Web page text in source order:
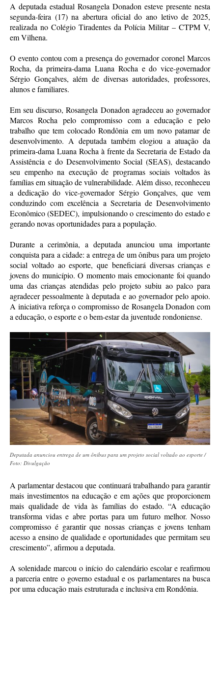
A deputada estadual Rosangela Donadon esteve presente nesta
segunda-feira (17) na abertura oficial do ano letivo de 2025,
realizada no Colégio Tiradentes da Polícia Militar – CTPM V,
em Vilhena.
O evento contou com a presença do governador coronel Marcos
Rocha, da primeira-dama Luana Rocha e do vice-governador
Sérgio Gonçalves, além de diversas autoridades, professores,
alunos e familiares.
Em seu discurso, Rosangela Donadon agradeceu ao governador
Marcos Rocha pelo compromisso com a educação e pelo
trabalho que tem colocado Rondônia em um novo patamar de
desenvolvimento. A deputada também elogiou a atuação da
primeira-dama Luana Rocha à frente da Secretaria de Estado da
Assistência e do Desenvolvimento Social (SEAS), destacando
seu empenho na execução de programas sociais voltados às
famílias em situação de vulnerabilidade. Além disso, reconheceu
a dedicação do vice-governador Sérgio Gonçalves, que vem
conduzindo com excelência a Secretaria de Desenvolvimento
Econômico (SEDEC), impulsionando o crescimento do estado e
gerando novas oportunidades para a população.
Durante a cerimônia, a deputada anunciou uma importante
conquista para a cidade: a entrega de um ônibus para um projeto
social voltado ao esporte, que beneficiará diversas crianças e
jovens do município. O momento mais emocionante foi quando
uma das crianças atendidas pelo projeto subiu ao palco para
agradecer pessoalmente à deputada e ao governador pelo apoio.
A iniciativa reforça o compromisso de Rosangela Donadon com
a educação, o esporte e o bem-estar da juventude rondoniense.
Deputada anunciou entrega de um ônibus para um projeto social voltado ao esporte /
Foto: Divulgação
A parlamentar destacou que continuará trabalhando para garantir
mais investimentos na educação e em ações que proporcionem
mais qualidade de vida às famílias do estado. “A educação
transforma vidas e abre portas para um futuro melhor. Nosso
compromisso é garantir que nossas crianças e jovens tenham
acesso a ensino de qualidade e oportunidades que permitam seu
crescimento”, afirmou a deputada.
A solenidade marcou o início do calendário escolar e reafirmou
a parceria entre o governo estadual e os parlamentares na busca
por uma educação mais estruturada e inclusiva em Rondônia.